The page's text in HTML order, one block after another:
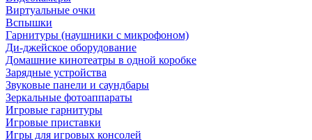
Виртуальные очки
Вспышки
Гарнитуры (наушники с микрофоном)
Ди-джейское оборудование
Домашние кинотеатры в одной коробке
Зарядные устройства
Звуковые панели и саундбары
Зеркальные фотоаппараты
Игровые гарнитуры
Игровые приставки
Игры для игровых консолей